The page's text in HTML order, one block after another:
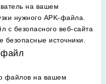
на вашем
нужного APK-файла.
с безопасного веб-сайта
безопасные источники.
файл
файлов на вашем